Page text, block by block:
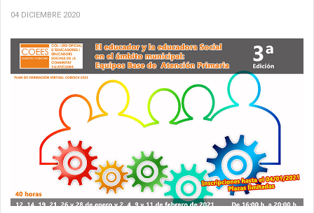
04 DICIEMBRE 2020